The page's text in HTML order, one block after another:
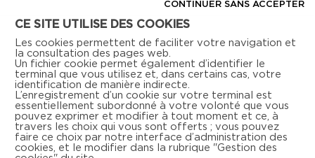
Voir tous les articles de presse
Retrouvez-nous aussi sur les réseaux sociaux
CE SITE UTILISE DES COOKIES
Les cookies permettent de faciliter votre navigation et
la consultation des pages web.
Un fichier cookie permet également d’identifier le
terminal que vous utilisez et, dans certains cas, votre
identification de manière indirecte.
L’enregistrement d’un cookie sur votre terminal est
essentiellement subordonné à votre volonté que vous
pouvez exprimer et modifier à tout moment et ce, à
travers les choix qui vous sont offerts ; vous pouvez
faire ce choix par notre interface d’administration des
cookies, et le modifier dans la rubrique "Gestion des
CONTINUER SANS ACCEPTER